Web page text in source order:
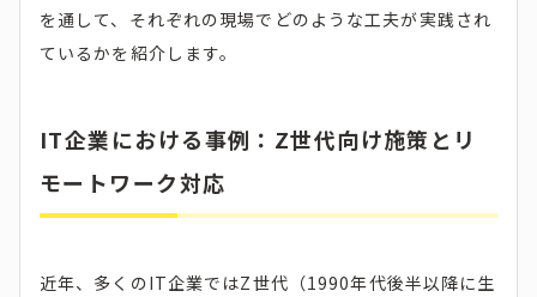
を通して、それぞれの現場でどのような工夫が実践され
ているかを紹介します。
IT企業における事例：Z世代向け施策とリ
モートワーク対応
近年、多くのIT企業ではZ世代（1990年代後半以降に生